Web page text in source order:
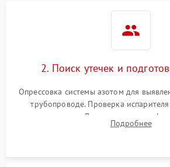
1800 ₽
2. Поиск утечек и
Опрессовка системы азотом для
трубопроводе. Проверка
течеискателем. Демонтаж старого
продувка капиллярной трубки для
Подробнее